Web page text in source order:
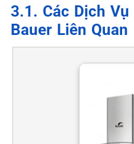
3.1. Các Dịch
Bauer Liên